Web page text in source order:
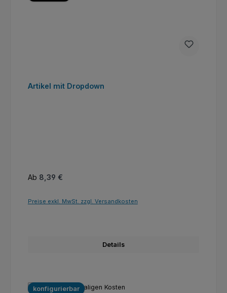
Artikel mit Dropdown
Regulärer Preis:
Ab 8,39 €
Preise exkl. MwSt. zzgl. Versandkosten
Details
konfigurierbar